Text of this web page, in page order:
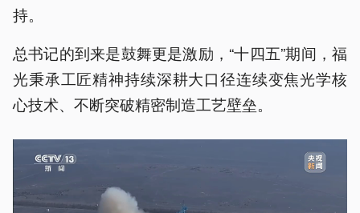
持。
总书记的到来是鼓舞更是激励，“十四五”期间，福
光秉承工匠精神持续深耕大口径连续变焦光学核
心技术、不断突破精密制造工艺壁垒。